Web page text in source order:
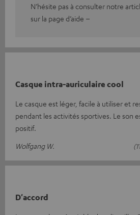
N’hésite pas à consulter notre
sur la page d’aide –
Casque intra-auriculaire cool
Le casque est léger, facile à utiliser et
pendant les activités sportives. Le son
positif.
Wolfgang W.
D'accord